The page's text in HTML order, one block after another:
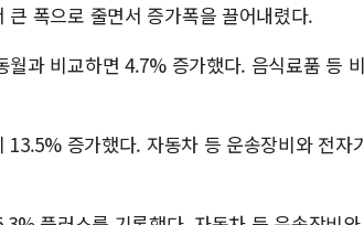
큰 폭으로 줄면서 증가폭을 끌어내렸다.
월과 비교하면 4.7% 증가했다. 음식료품 등
13.5% 증가했다. 자동차 등 운송장비와 전자